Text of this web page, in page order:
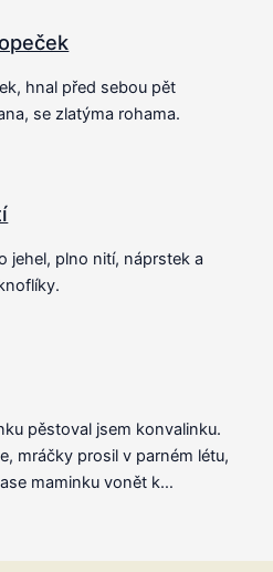
hnal před sebou pět
se zlatýma rohama.
jehel, plno nití, náprstek a
pěstoval jsem konvalinku.
mráčky prosil v parném létu,
maminku vonět k…